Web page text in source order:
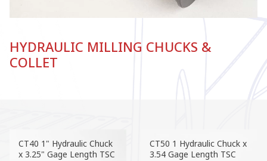
HYDRAULIC MILLING CHUCKS &
COLLET
CT40 1" Hydraulic Chuck
x 3.25" Gage Length TSC
CT50 1 Hydraulic Chuck x
3.54 Gage Length TSC